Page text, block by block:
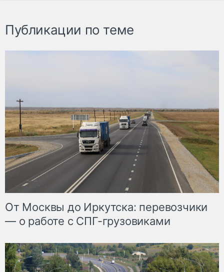
Публикации по теме
От Москвы до Иркутска: перевозчики
— о работе с СПГ-грузовиками